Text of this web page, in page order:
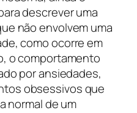
descrever uma
não envolvem uma
como ocorre em
o comportamento
por ansiedades,
obsessivos que
normal de um